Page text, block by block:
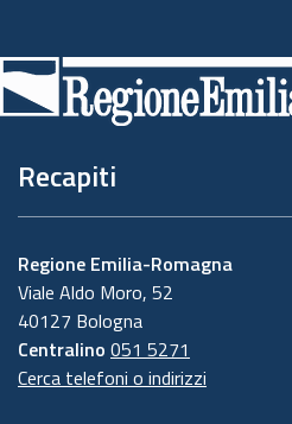
di
pagina
Recapiti
Regione Emilia-Romagna
Viale Aldo Moro, 52
40127 Bologna
Centralino 051 5271
Cerca telefoni o indirizzi